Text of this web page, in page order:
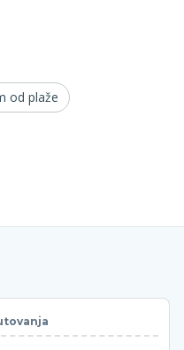
od plaže